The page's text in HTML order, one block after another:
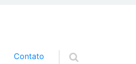
Contato